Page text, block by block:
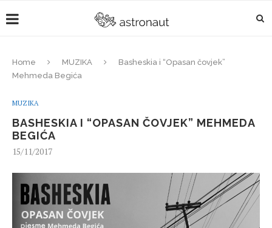
Home MUZIKA
Basheskia i “Opasan čovjek”
Mehmeda Begića
MUZIKA
BASHESKIA I “OPASAN ČOVJEK” MEHMEDA
BEGIĆA
15/11/2017